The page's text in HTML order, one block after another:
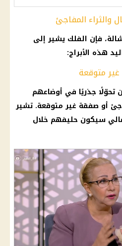
فإن الفلك يشير إلى
هذه الأبراج:
جذريًا في أوضاعهم
أو صفقة غير متوقعة. تشير
سيكون حليفهم خلال